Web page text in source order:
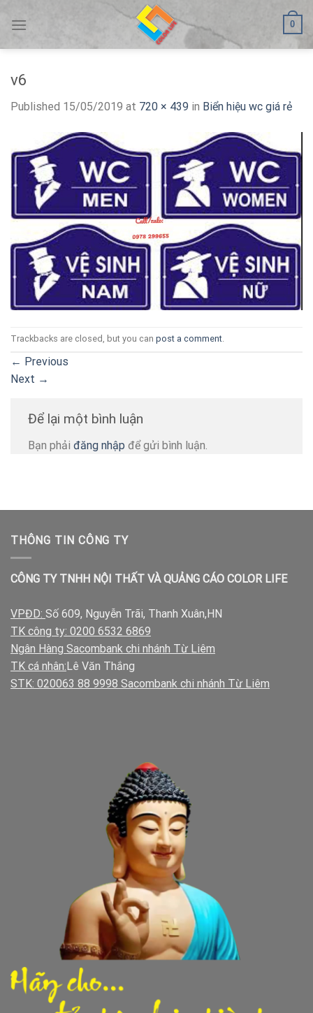
0
v6
Published 15/05/2019 at 720 × 439 in Biển hiệu wc giá rẻ
Trackbacks are closed, but you can post a comment.
← Previous
Next →
Để lại một bình luận
Bạn phải đăng nhập để gửi bình luận.
THÔNG TIN CÔNG TY
CÔNG TY TNHH NỘI THẤT VÀ QUẢNG CÁO COLOR LIFE
VPĐD: Số 609, Nguyễn Trãi, Thanh Xuân,HN
TK công ty: 0200 6532 6869
Ngân Hàng Sacombank chi nhánh Từ Liêm
TK cá nhân:Lê Văn Thắng
STK: 020063 88 9998 Sacombank chi nhánh Từ Liêm